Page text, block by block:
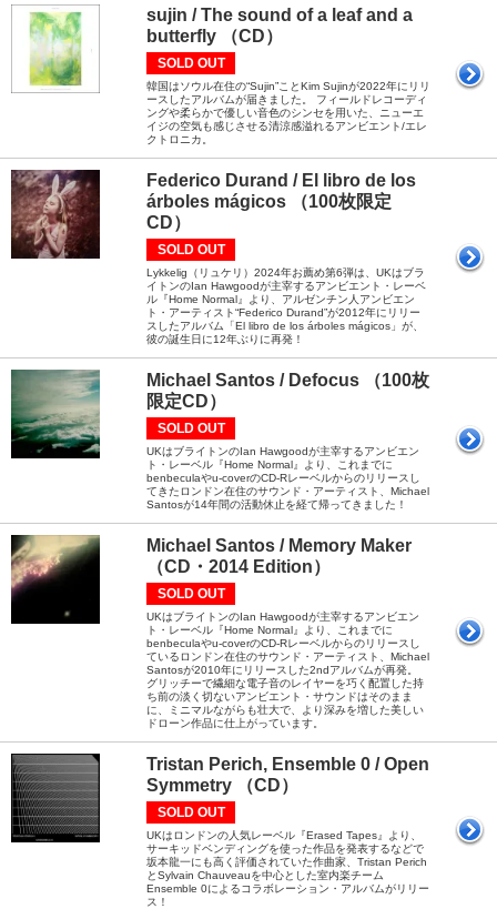
sujin / The sound of a leaf and a
butterfly （CD）
SOLD OUT
韓国はソウル在住の“Sujin”ことKim Sujinが2022年にリリ
ースしたアルバムが届きました。 フィールドレコーディ
ングや柔らかで優しい音色のシンセを用いた、ニューエ
イジの空気も感じさせる清涼感溢れるアンビエント/エレ
クトロニカ。
Federico Durand / El libro de los
árboles m​á​gicos （100枚限定
CD）
SOLD OUT
Lykkelig（リュケリ）2024年お薦め第6弾は、UKはブラ
イトンのIan Hawgoodが主宰するアンビエント・レーベ
ル『Home Normal』より、アルゼンチン人アンビエン
ト・アーティスト“Federico Durand”が2012年にリリー
スしたアルバム「El libro de los árboles m​á​gicos」が、
彼の誕生日に12年ぶりに再発！
Michael Santos / Defocus （100枚
限定CD）
SOLD OUT
UKはブライトンのIan Hawgoodが主宰するアンビエン
ト・レーベル『Home Normal』より、これまでに
benbeculaやu-coverのCD-Rレーベルからのリリースし
てきたロンドン在住のサウンド・アーティスト、Michael
Santosが14年間の活動休止を経て帰ってきました！
Michael Santos / Memory Maker
（CD・2014 Edition）
SOLD OUT
UKはブライトンのIan Hawgoodが主宰するアンビエン
ト・レーベル『Home Normal』より、これまでに
benbeculaやu-coverのCD-Rレーベルからのリリースし
ているロンドン在住のサウンド・アーティスト、Michael
Santosが2010年にリリースした2ndアルバムが再発。
グリッチーで繊細な電子音のレイヤーを巧く配置した持
ち前の淡く切ないアンビエント・サウンドはそのまま
に、ミニマルながらも壮大で、より深みを増した美しい
ドローン作品に仕上がっています。
Tristan Perich, Ensemble 0 / Open
Symmetry （CD）
SOLD OUT
UKはロンドンの人気レーベル『Erased Tapes』より、
サーキッドベンディングを使った作品を発表するなどで
坂本龍一にも高く評価されていた作曲家、Tristan Perich
とSylvain Chauveauを中心とした室内楽チーム
Ensemble 0によるコラボレーション・アルバムがリリー
ス！